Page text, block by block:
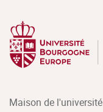
Maison de l'université